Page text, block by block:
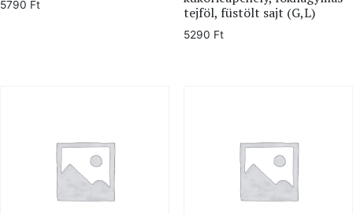
5790 Ft
tejföl, füstölt sajt (G,L)
5290 Ft